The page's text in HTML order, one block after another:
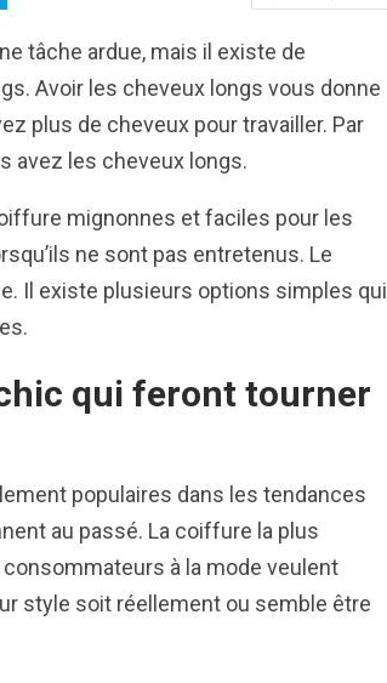
tâche ardue, mais il existe de
Avoir les cheveux longs vous donne
plus de cheveux pour travailler. Par
avez les cheveux longs.
mignonnes et faciles pour les
ne sont pas entretenus. Le
Il existe plusieurs options simples qui
qui feront tourner
populaires dans les tendances
au passé. La coiffure la plus
à la mode veulent
style soit réellement ou semble être